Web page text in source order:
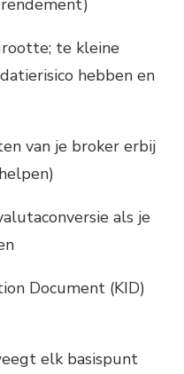
te kleine
hebben en
van je broker erbij
als je
Document (KID)
elk basispunt